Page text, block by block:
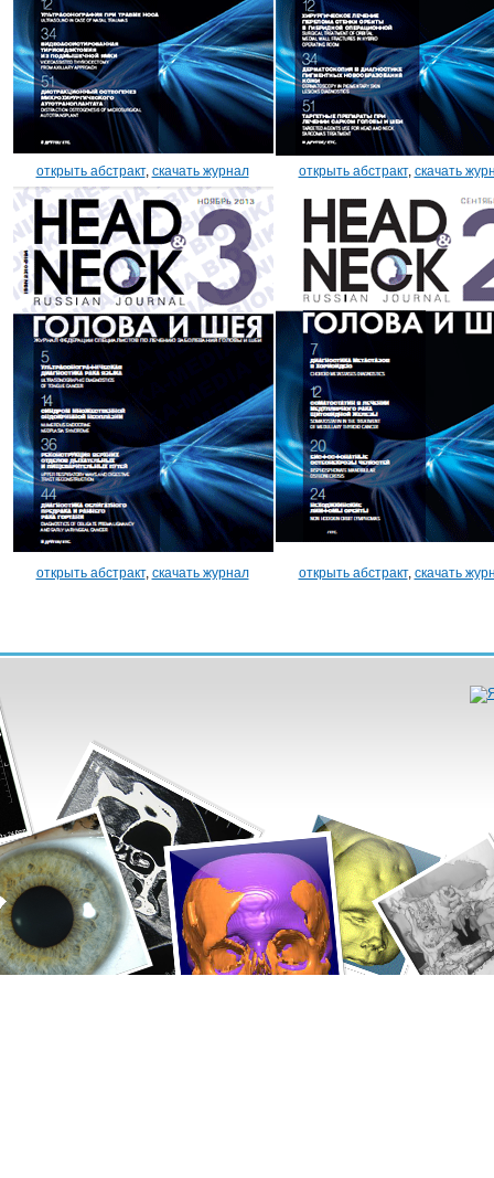
открыть абстракт, скачать журнал открыть абстракт, скачать
открыть абстракт, скачать журнал открыть абстракт, скачать